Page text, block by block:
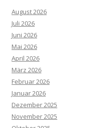
August 2026
Juli 2026
Juni 2026
Mai 2026
April 2026
März 2026
Februar 2026
Januar 2026
Dezember 2025
November 2025